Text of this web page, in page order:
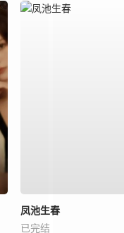
凤池生春
已完结